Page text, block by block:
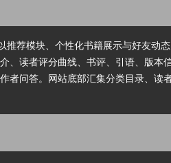
荐模块、个性化书籍展示与好友动
、读者评分曲线、书评、引语、版
者问答。网站底部汇集分类目录、